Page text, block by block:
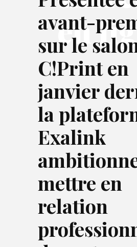
en
avant-
sur le
C!Print en
janvier
la
Exalink
mettre en
relation